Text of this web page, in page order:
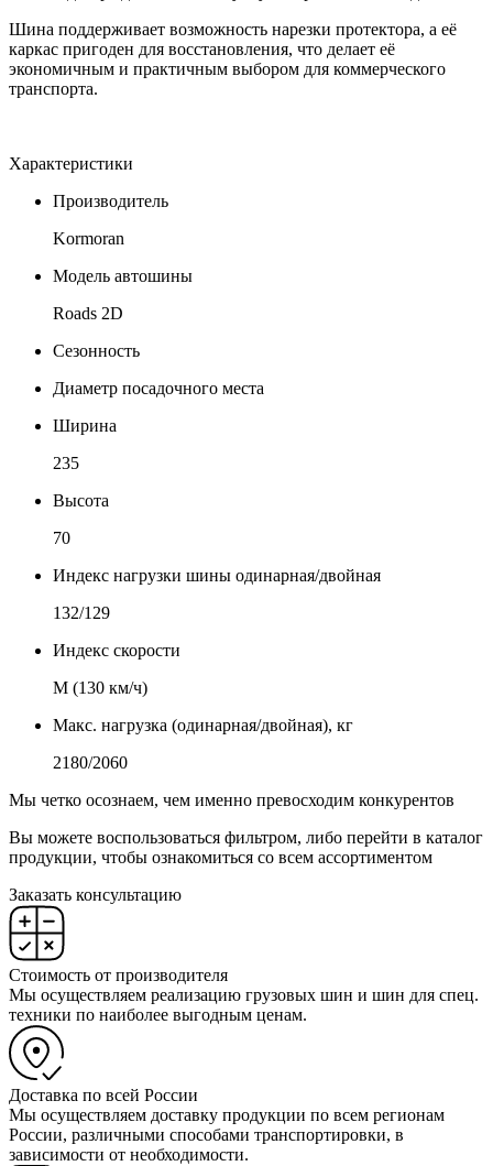
Шина поддерживает возможность нарезки протектора, а её
каркас пригоден для восстановления, что делает её
экономичным и практичным выбором для коммерческого
транспорта.
Характеристики
Производитель
Kormoran
Модель автошины
Roads 2D
Сезонность
Диаметр посадочного места
Ширина
235
Высота
70
Индекс нагрузки шины одинарная/двойная
132/129
Индекс скорости
М (130 км/ч)
Макс. нагрузка (одинарная/двойная), кг
2180/2060
Мы четко осознаем, чем именно превосходим конкурентов
Вы можете воспользоваться фильтром, либо перейти в каталог
продукции, чтобы ознакомиться со всем ассортиментом
Заказать консультацию
Стоимость от производителя
Мы осуществляем реализацию грузовых шин и шин для спец.
техники по наиболее выгодным ценам.
Доставка по всей России
Мы осуществляем доставку продукции по всем регионам
России, различными способами транспортировки, в
зависимости от необходимости.